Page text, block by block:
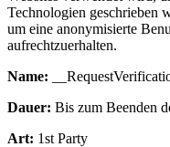
Technologien geschrieben
um eine anonymisierte
aufrechtzuerhalten.
Name:
Dauer: Bis zum Beenden
Art: 1st Party